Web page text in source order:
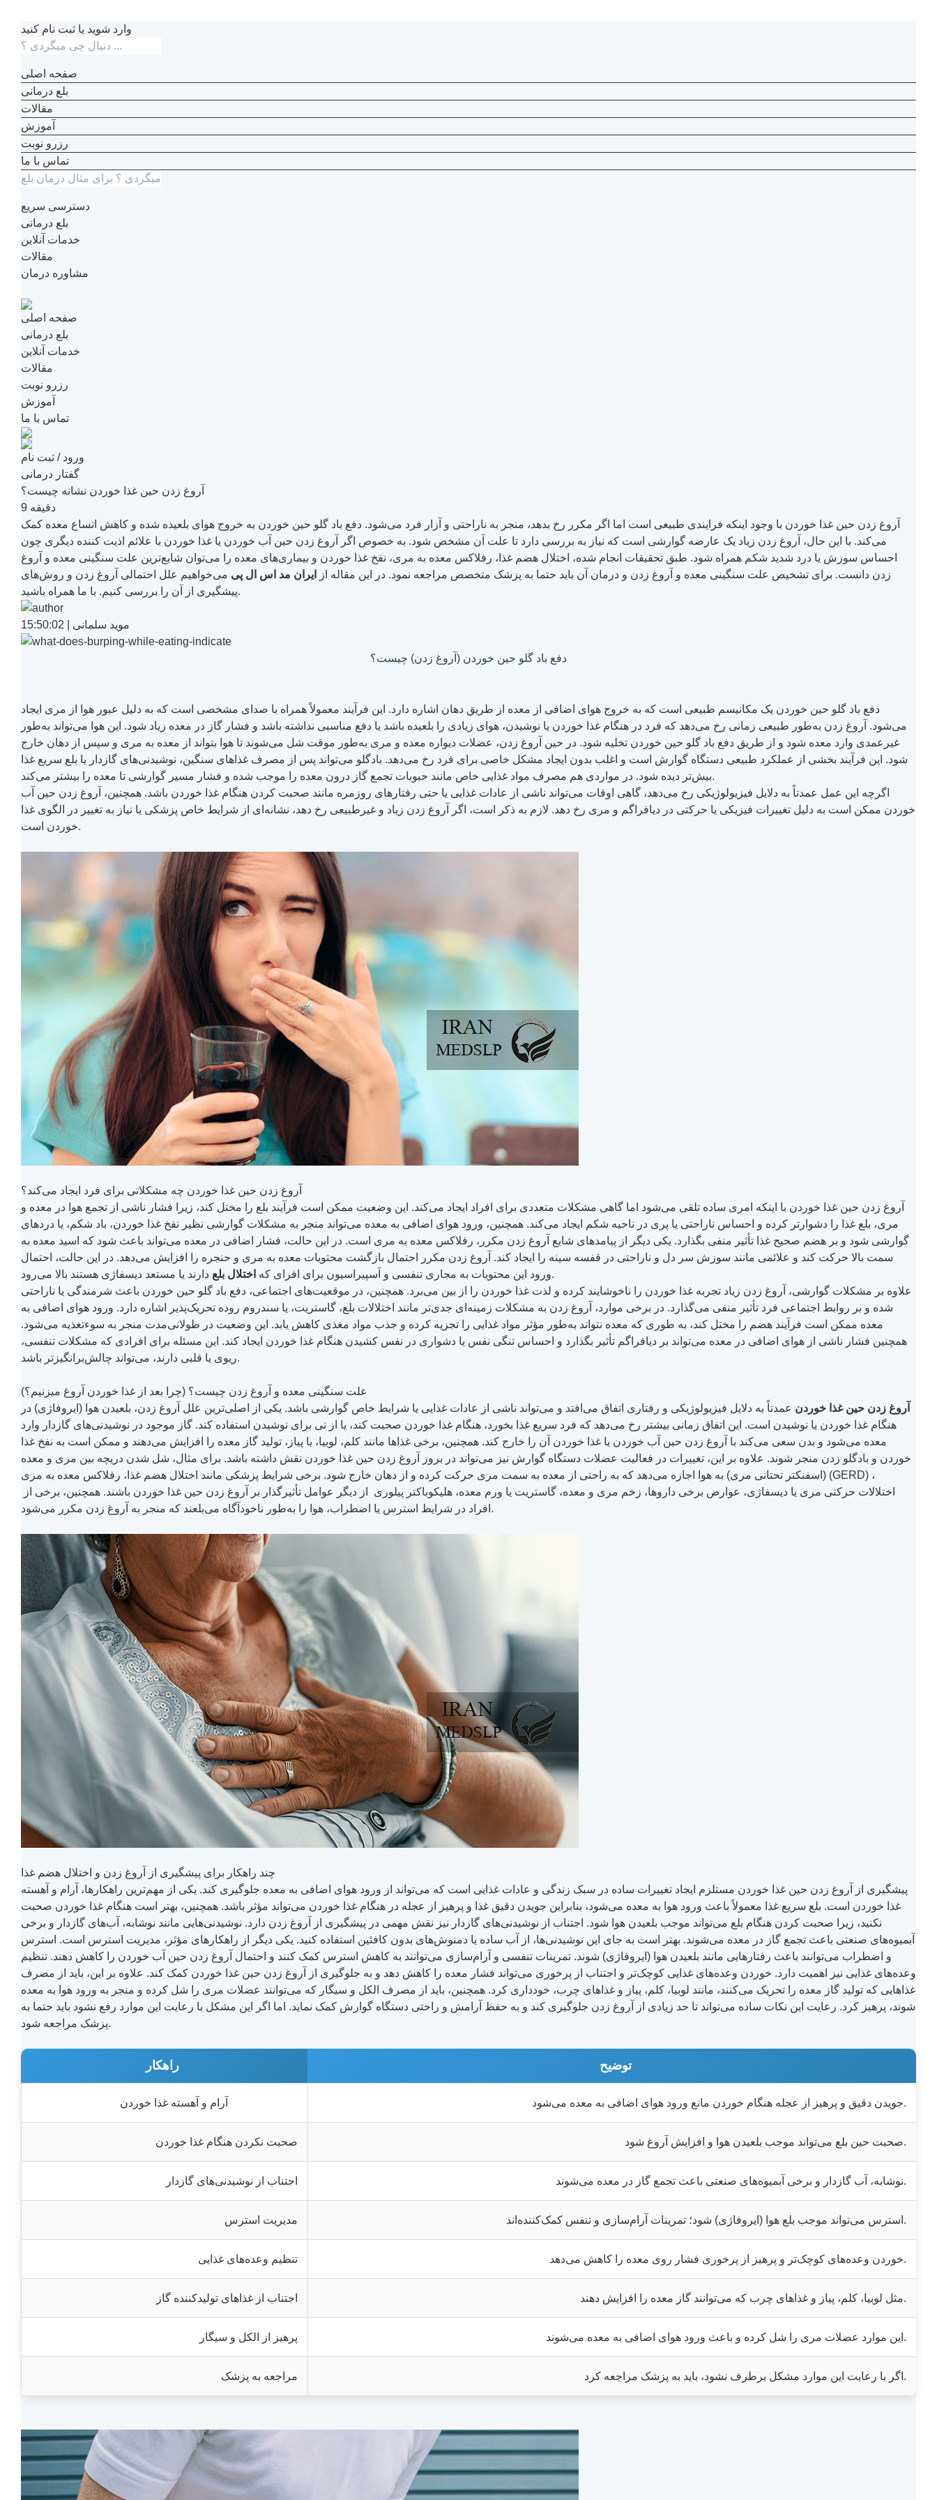
وارد شوید یا ثبت نام کنید
صفحه اصلی
بلع درمانی
مقالات
آموزش
رزرو نوبت
تماس با ما
دسترسی سریع
بلع درمانی
خدمات آنلاین
مقالات
مشاوره درمان
صفحه اصلی
بلع درمانی
خدمات آنلاین
مقالات
رزرو نوبت
آموزش
تماس با ما
ورود / ثبت نام
گفتار درمانی
آروغ زدن حین غذا خوردن نشانه چیست؟
9 دقیقه
آروغ زدن حین غذا خوردن با وجود اینکه فرایندی طبیعی است اما اگر مکرر رخ بدهد، منجر به ناراحتی و آزار فرد می‌شود. دفع باد گلو حین خوردن به خروج هوای بلعیده شده و کاهش اتساع معده کمک
می‌کند. با این حال، آروغ زدن زیاد یک عارضه گوارشی است که نیاز به بررسی دارد تا علت آن مشخص شود. به خصوص اگر آروغ زدن حین آب خوردن یا غذا خوردن با علائم اذیت کننده دیگری چون
احساس سوزش یا درد شدید شکم همراه شود. طبق تحقیقات انجام شده، اختلال هضم غذا، رفلاکس معده به مری، نفخ غذا خوردن و بیماری‌های معده را می‌توان شایع‌ترین علت سنگینی معده و آروغ
زدن دانست. برای تشخیص علت سنگینی معده و آروغ زدن و درمان آن باید حتما به پزشک متخصص مراجعه نمود. در این مقاله از
ایران مد اس ال پی می‌خواهیم علل احتمالی آروغ زدن و روش‌های
پیشگیری از آن را بررسی کنیم. با ما همراه باشید.
موید سلمانی | 15:50:02
دفع باد گلو حین خوردن (آروغ زدن) چیست؟
دفع باد گلو حین خوردن یک مکانیسم طبیعی است که به خروج هوای اضافی از معده از طریق دهان اشاره دارد. این فرآیند معمولاً همراه با صدای مشخصی است که به دلیل عبور هوا از مری ایجاد
می‌شود. آروغ زدن به‌طور طبیعی زمانی رخ می‌دهد که فرد در هنگام غذا خوردن یا نوشیدن، هوای زیادی را بلعیده باشد یا دفع مناسبی نداشته باشد و فشار گاز در معده زیاد شود. این هوا می‌تواند به‌طور
غیرعمدی وارد معده شود و از طریق دفع باد گلو حین خوردن تخلیه شود. در حین آروغ زدن، عضلات دیواره معده و مری به‌طور موقت شل می‌شوند تا هوا بتواند از معده به مری و سپس از دهان خارج
شود. این فرآیند بخشی از عملکرد طبیعی دستگاه گوارش است و اغلب بدون ایجاد مشکل خاصی برای فرد رخ می‌دهد. بادگلو می‌تواند پس از مصرف غذاهای سنگین، نوشیدنی‌های گازدار یا بلع سریع غذا
بیش‌تر دیده شود. در مواردی هم مصرف مواد غذایی خاص مانند حبوبات تجمع گاز درون معده را موجب شده و فشار مسیر گوارشی تا معده را بیشتر می‌کند.
اگرچه این عمل عمدتاً به دلایل فیزیولوژیکی رخ می‌دهد، گاهی اوقات می‌تواند ناشی از عادات غذایی یا حتی رفتارهای روزمره مانند صحبت کردن هنگام غذا خوردن باشد. همچنین، آروغ زدن حین آب
خوردن ممکن است به دلیل تغییرات فیزیکی یا حرکتی در دیافراگم و مری رخ دهد. لازم به ذکر است، اگر آروغ زدن زیاد و غیرطبیعی رخ دهد، نشانه‌ای از شرایط خاص پزشکی یا نیاز به تغییر در الگوی غذا
خوردن است.
آروغ زدن حین غذا خوردن چه مشکلاتی برای فرد ایجاد می‌کند؟
آروغ زدن حین غذا خوردن با اینکه امری ساده تلقی می‌شود اما گاهی مشکلات متعددی برای افراد ایجاد می‌کند. این وضعیت ممکن است فرآیند بلع را مختل کند، زیرا فشار ناشی از تجمع هوا در معده و
مری، بلع غذا را دشوارتر کرده و احساس ناراحتی یا پری در ناحیه شکم ایجاد می‌کند. همچنین، ورود هوای اضافی به معده می‌تواند منجر به مشکلات گوارشی نظیر نفخ غذا خوردن، باد شکم، یا دردهای
گوارشی شود و بر هضم صحیح غذا تأثیر منفی بگذارد. یکی دیگر از پیامدهای شایع آروغ زدن مکرر، رفلاکس معده به مری است. در این حالت، فشار اضافی در معده می‌تواند باعث شود که اسید معده به
سمت بالا حرکت کند و علائمی مانند سوزش سر دل و ناراحتی در قفسه سینه را ایجاد کند. آروغ زدن مکرر احتمال بازگشت محتویات معده به مری و حنجره را افزایش می‌دهد. در این حالت، احتمال
ورود این محتویات به مجاری تنفسی و آسپیراسیون برای افرای که اختلال بلع
دارند یا مستعد دیسفاژی هستند بالا می‌رود.
علاوه بر مشکلات گوارشی، آروغ زدن زیاد تجربه غذا خوردن را ناخوشایند کرده و لذت غذا خوردن را از بین می‌برد. همچنین، در موقعیت‌های اجتماعی، دفع باد گلو حین خوردن باعث شرمندگی یا ناراحتی
شده و بر روابط اجتماعی فرد تأثیر منفی می‌گذارد. در برخی موارد، آروغ زدن به مشکلات زمینه‌ای جدی‌تر مانند اختلالات بلع، گاستریت، یا سندروم روده تحریک‌پذیر اشاره دارد. ورود هوای اضافی به
معده ممکن است فرآیند هضم را مختل کند، به طوری که معده نتواند به‌طور مؤثر مواد غذایی را تجزیه کرده و جذب مواد مغذی کاهش یابد. این وضعیت در طولانی‌مدت منجر به سوءتغذیه می‌شود.
همچنین فشار ناشی از هوای اضافی در معده می‌تواند بر دیافراگم تأثیر بگذارد و احساس تنگی نفس یا دشواری در نفس کشیدن هنگام غذا خوردن ایجاد کند. این مسئله برای افرادی که مشکلات تنفسی،
ریوی یا قلبی دارند، می‌تواند چالش‌برانگیزتر باشد.
علت سنگینی معده و آروغ زدن چیست؟ (چرا بعد از غذا خوردن آروغ میزنیم؟)
آروغ زدن حین غذا خوردن عمدتاً به دلایل فیزیولوژیکی و رفتاری اتفاق می‌افتد و می‌تواند ناشی از عادات غذایی یا شرایط خاص گوارشی باشد. یکی از اصلی‌ترین علل آروغ زدن، بلعیدن هوا (ایروفاژی) در
هنگام غذا خوردن یا نوشیدن است. این اتفاق زمانی بیشتر رخ می‌دهد که فرد سریع غذا بخورد، هنگام غذا خوردن صحبت کند، یا از نی برای نوشیدن استفاده کند. گاز موجود در نوشیدنی‌های گازدار وارد
معده می‌شود و بدن سعی می‌کند با آروغ زدن حین آب خوردن یا غذا خوردن آن را خارج کند. همچنین، برخی غذاها مانند کلم، لوبیا، یا پیاز، تولید گاز معده را افزایش می‌دهند و ممکن است به نفخ غذا
خوردن و بادگلو زدن منجر شوند. علاوه بر این، تغییرات در فعالیت عضلات دستگاه گوارش نیز می‌تواند در بروز آروغ زدن حین غذا خوردن نقش داشته باشد. برای مثال، شل شدن دریچه بین مری و معده
(اسفنکتر تحتانی مری) به هوا اجازه می‌دهد که به راحتی از معده به سمت مری حرکت کرده و از دهان خارج شود. برخی شرایط پزشکی مانند اختلال هضم غذا، رفلاکس معده به مری (GERD) ،
افراد در شرایط استرس یا اضطراب، هوا را به‌طور ناخودآگاه می‌بلعند که منجر به آروغ زدن مکرر می‌شود.
چند راهکار برای پیشگیری از آروغ زدن و اختلال هضم غذا
پیشگیری از آروغ زدن حین غذا خوردن مستلزم ایجاد تغییرات ساده در سبک زندگی و عادات غذایی است که می‌تواند از ورود هوای اضافی به معده جلوگیری کند. یکی از مهم‌ترین راهکارها، آرام و آهسته
غذا خوردن است. بلع سریع غذا معمولاً باعث ورود هوا به معده می‌شود، بنابراین جویدن دقیق غذا و پرهیز از عجله در هنگام غذا خوردن می‌تواند مؤثر باشد. همچنین، بهتر است هنگام غذا خوردن صحبت
نکنید، زیرا صحبت کردن هنگام بلع می‌تواند موجب بلعیدن هوا شود. اجتناب از نوشیدنی‌های گازدار نیز نقش مهمی در پیشگیری از آروغ زدن دارد. نوشیدنی‌هایی مانند نوشابه، آب‌های گازدار و برخی
آبمیوه‌های صنعتی باعث تجمع گاز در معده می‌شوند. بهتر است به جای این نوشیدنی‌ها، از آب ساده یا دمنوش‌های بدون کافئین استفاده کنید. یکی دیگر از راهکارهای مؤثر، مدیریت استرس است. استرس
و اضطراب می‌توانند باعث رفتارهایی مانند بلعیدن هوا (ایروفاژی) شوند. تمرینات تنفسی و آرام‌سازی می‌توانند به کاهش استرس کمک کنند و احتمال آروغ زدن حین آب خوردن را کاهش دهند. تنظیم
وعده‌های غذایی نیز اهمیت دارد. خوردن وعده‌های غذایی کوچک‌تر و اجتناب از پرخوری می‌تواند فشار معده را کاهش دهد و به جلوگیری از آروغ زدن حین غذا خوردن کمک کند. علاوه بر این، باید از مصرف
غذاهایی که تولید گاز معده را تحریک می‌کنند، مانند لوبیا، کلم، پیاز و غذاهای چرب، خودداری کرد. همچنین، باید از مصرف الکل و سیگار که می‌توانند عضلات مری را شل کرده و منجر به ورود هوا به معده
شوند، پرهیز کرد. رعایت این نکات ساده می‌تواند تا حد زیادی از آروغ زدن جلوگیری کند و به حفظ آرامش و راحتی دستگاه گوارش کمک نماید. اما اگر این مشکل با رعایت این موارد رفع نشود باید حتما به
پزشک مراجعه شود.
توضیح
جویدن دقیق و پرهیز از عجله هنگام خوردن مانع ورود هوای اضافی به معده می‌شود.
صحبت نکردن هنگام غذا خوردن صحبت حین بلع می‌تواند موجب بلعیدن هوا و افزایش آروغ شود.
اجتناب از نوشیدنی‌های گازدار نوشابه، آب گازدار و برخی آبمیوه‌های صنعتی باعث تجمع گاز در معده می‌شوند.
مدیریت استرس استرس می‌تواند موجب بلع هوا (ایروفاژی) شود؛ تمرینات آرام‌سازی و تنفس کمک‌کننده‌اند.
تنظیم وعده‌های غذایی خوردن وعده‌های کوچک‌تر و پرهیز از پرخوری فشار روی معده را کاهش می‌دهد.
اجتناب از غذاهای تولیدکننده گاز مثل لوبیا، کلم، پیاز و غذاهای چرب که می‌توانند گاز معده را افزایش دهند.
پرهیز از الکل و سیگار این موارد عضلات مری را شل کرده و باعث ورود هوای اضافی به معده می‌شوند.
مراجعه به پزشک اگر با رعایت این موارد مشکل برطرف نشود، باید به پزشک مراجعه کرد.